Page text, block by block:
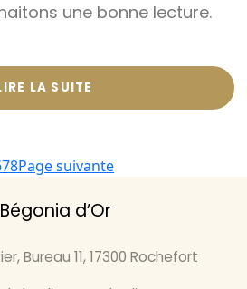
une bonne lecture.
LA SUITE
78Page suivante
d’Or
Bureau 11, 17300 Rochefort